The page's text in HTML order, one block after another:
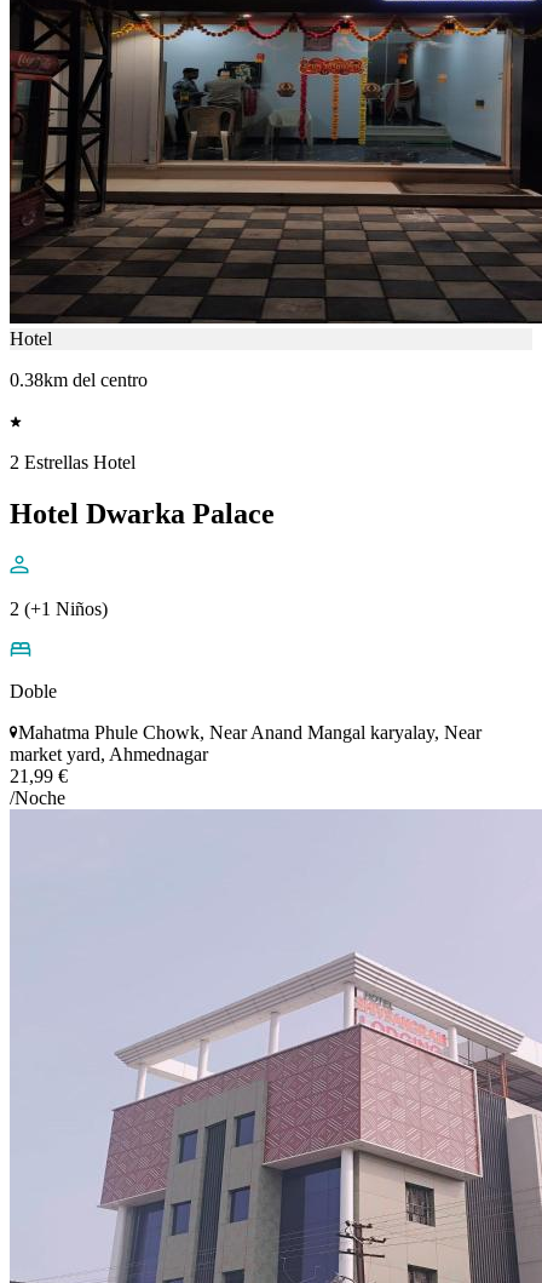
Hotel
0.38km del centro
2 Estrellas Hotel
Hotel Dwarka Palace
2 (+1 Niños)
Doble
Mahatma Phule Chowk, Near Anand Mangal karyalay, Near
market yard, Ahmednagar
21,99 €
/Noche